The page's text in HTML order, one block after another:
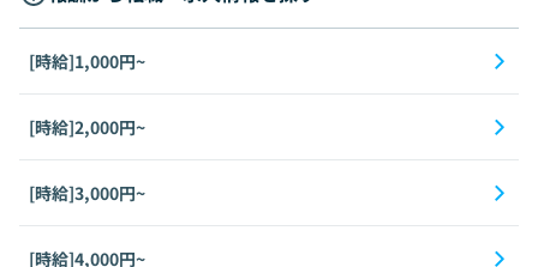
[時給]1,000円~
[時給]2,000円~
[時給]3,000円~
[時給]4,000円~